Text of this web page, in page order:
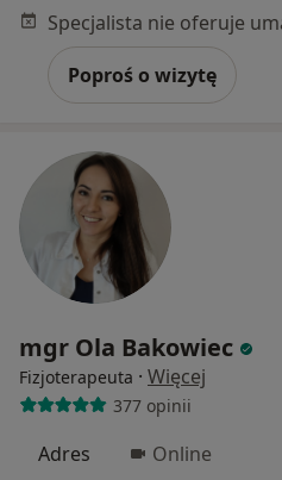
Poproś o wizytę
mgr Ola Bakowiec
Fizjoterapeuta · Więcej
377 opinii
Adres Online